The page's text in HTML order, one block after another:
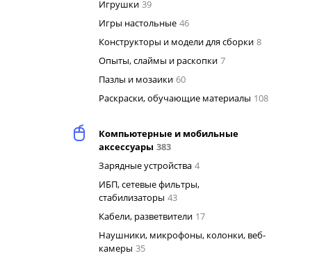
Игрушки 39
Игры настольные 46
Конструкторы и модели для сборки 8
Опыты, слаймы и раскопки 7
Пазлы и мозаики 60
Раскраски, обучающие материалы 108
Компьютерные и мобильные
аксессуары 383
Зарядные устройства 4
ИБП, сетевые фильтры,
стабилизаторы 43
Кабели, разветвители 17
Наушники, микрофоны, колонки, веб-
камеры 35